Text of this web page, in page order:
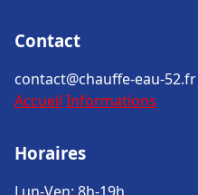
Contact
contact@chauffe-eau-52.fr
Accueil Informations
Horaires